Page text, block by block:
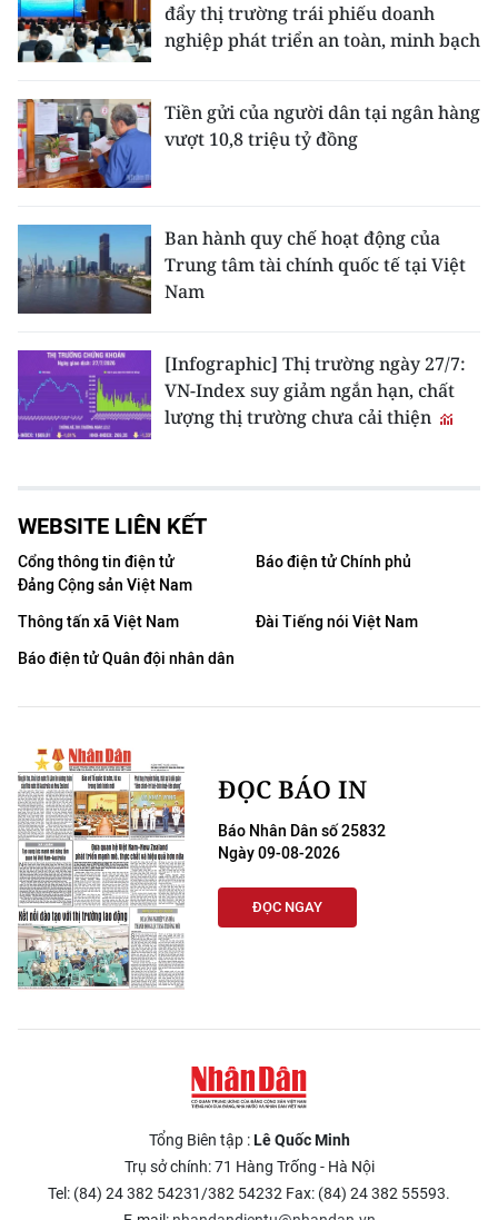
đẩy thị trường trái phiếu doanh
nghiệp phát triển an toàn, minh bạch
Tiền gửi của người dân tại ngân hàng
vượt 10,8 triệu tỷ đồng
Ban hành quy chế hoạt động của
Trung tâm tài chính quốc tế tại Việt
Nam
[Infographic] Thị trường ngày 27/7:
VN-Index suy giảm ngắn hạn, chất
lượng thị trường chưa cải thiện
WEBSITE LIÊN KẾT
Cổng thông tin điện tử
Đảng Cộng sản Việt Nam
Báo điện tử Chính phủ
Thông tấn xã Việt Nam
Đài Tiếng nói Việt Nam
Báo điện tử Quân đội nhân dân
ĐỌC BÁO IN
Báo Nhân Dân số 25832
Ngày 09-08-2026
ĐỌC NGAY
Tổng Biên tập :Lê Quốc Minh
Trụ sở chính: 71 Hàng Trống - Hà Nội
Tel: (84) 24 382 54231/382 54232 Fax: (84) 24 382 55593.